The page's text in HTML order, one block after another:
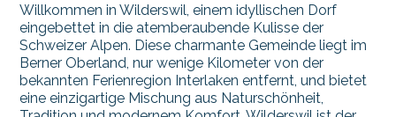
Willkommen in Wilderswil, einem idyllischen Dorf
eingebettet in die atemberaubende Kulisse der
Schweizer Alpen. Diese charmante Gemeinde liegt im
Berner Oberland, nur wenige Kilometer von der
bekannten Ferienregion Interlaken entfernt, und bietet
eine einzigartige Mischung aus Naturschönheit,